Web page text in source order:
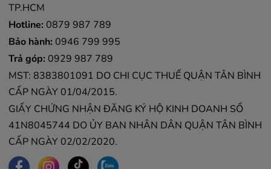
TP.HCM
Hotline: 0879 987 789
Bảo hành: 0946 799 995
Trả góp: 0929 987 789
MST: 8383801091 DO CHI CỤC THUẾ QUẬN TÂN BÌNH
CẤP NGÀY 01/04/2015.
GIẤY CHỨNG NHẬN ĐĂNG KÝ HỘ KINH DOANH SỐ
41N8045744 DO ỦY BAN NHÂN DÂN QUẬN TÂN BÌNH
CẤP NGÀY 02/02/2020.